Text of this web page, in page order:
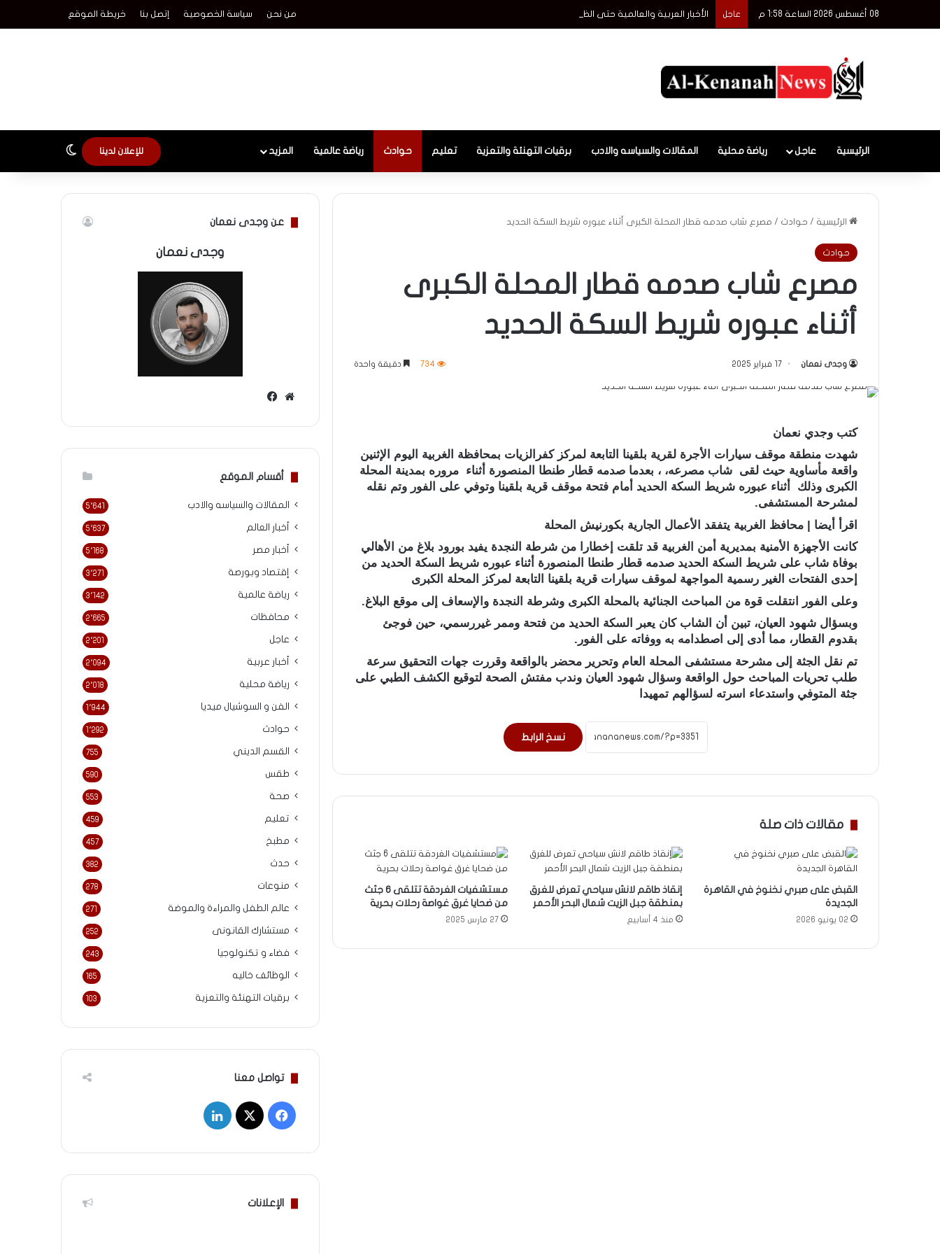
08 أغسطس 2026 الساعة 1:58 م عاجل الأخبار العربية والعالمية حتى الظهيرة من نحن سياسة الخصوصية إتصل بنا خريطة الموقع
الرئيسية عاجل رياضة محلية المقالات والسياسه والادب برقيات التهنئة والتعزية تعليم حوادث رياضة عالمية المزيد للإعلان لدينا الوضع المظلم
الرئيسية / حوادث / مصرع شاب صدمه قطار المحلة الكبرى أثناء عبوره شريط السكة الحديد
حوادث
مصرع شاب صدمه قطار المحلة الكبرى
أثناء عبوره شريط السكة الحديد
وجدى نعمان 17 فبراير 2025 734 دقيقة واحدة
كتب وجدي نعمان
شهدت منطقة موقف سيارات الأجرة لقرية بلقينا التابعة لمركز كفرالزيات بمحافظة الغربية اليوم الإثنين
واقعة مأساوية حيث لقى شاب مصرعه، ، بعدما صدمه قطار طنطا المنصورة أثناء مروره بمدينة المحلة
الكبرى وذلك أثناء عبوره شريط السكة الحديد أمام فتحة موقف قرية بلقينا وتوفي على الفور وتم نقله
لمشرحة المستشفى.
اقرأ أيضا | محافظ الغربية يتفقد الأعمال الجارية بكورنيش المحلة
كانت الأجهزة الأمنية بمديرية أمن الغربية قد تلقت إخطارا من شرطة النجدة يفيد بورود بلاغ من الأهالي
بوفاة شاب على شريط السكة الحديد صدمه قطار طنطا المنصورة أثناء عبوره شريط السكة الحديد من
إحدى الفتحات الغير رسمية المواجهة لموقف سيارات قرية بلقينا التابعة لمركز المحلة الكبرى
وعلى الفور انتقلت قوة من المباحث الجنائية بالمحلة الكبرى وشرطة النجدة والإسعاف إلى موقع البلاغ.
وبسؤال شهود العيان، تبين أن الشاب كان يعبر السكة الحديد من فتحة وممر غيررسمي، حين فوجئ
بقدوم القطار، مما أدى إلى اصطدامه به ووفاته على الفور.
تم نقل الجثة إلى مشرحة مستشفى المحلة العام وتحرير محضر بالواقعة وقررت جهات التحقيق سرعة
طلب تحريات المباحث حول الواقعة وسؤال شهود العيان وندب مفتش الصحة لتوقيع الكشف الطبي على
جثة المتوفي واستدعاء اسرته لسؤالهم تمهيدا
نسخ الرابط
مقالات ذات صلة
القبض على صبري نخنوخ في القاهرة
الجديدة
02 يونيو 2026
إنقاذ طاقم لانش سياحي تعرض للغرق
بمنطقة جبل الزيت شمال البحر الأحمر
منذ 4 أسابيع
مستشفيات الغردقة تتلقى 6 جثث
من ضحايا غرق غواصة رحلات بحرية
27 مارس 2025
عن وجدى نعمان
وجدى نعمان
موقع
أقسام الموقع
المقالات والسياسه والادب 5٬641
أخبار العالم 5٬637
أخبار مصر 5٬168
إقتصاد وبورصة 3٬271
رياضة عالمية 3٬142
محافظات 2٬665
عاجل 2٬201
أخبار عربية 2٬094
رياضة محلية 2٬018
الفن و السوشيال ميديا 1٬944
حوادث 1٬292
القسم الديني 755
طقس 590
صحة 553
تعليم 459
مطبخ 457
حدث 382
منوعات 278
عالم الطفل والمراءة والموضة 271
مستشارك القانونى 252
فضاء و تكنولوجيا 243
الوظائف خاليه 165
برقيات التهنئة والتعزية 103
تواصل معنا
فيسبوك
‫X لينكدإن
الإعلانات